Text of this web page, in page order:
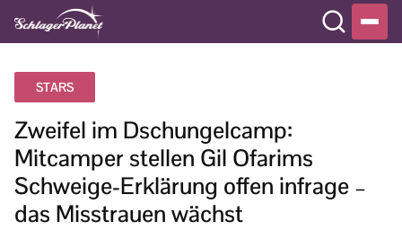
STARS
Zweifel im Dschungelcamp:
Mitcamper stellen Gil Ofarims
Schweige-Erklärung offen infrage –
das Misstrauen wächst